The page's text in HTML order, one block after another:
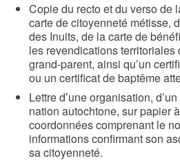
Copie du recto et du verso de
carte de citoyenneté métisse,
des Inuits, de la carte de
les revendications territoriales
grand-parent, ainsi qu’un
ou un certificat de baptême
Lettre d’une organisation,
nation autochtone, sur papier
coordonnées comprenant le
informations confirmant son
sa citoyenneté.